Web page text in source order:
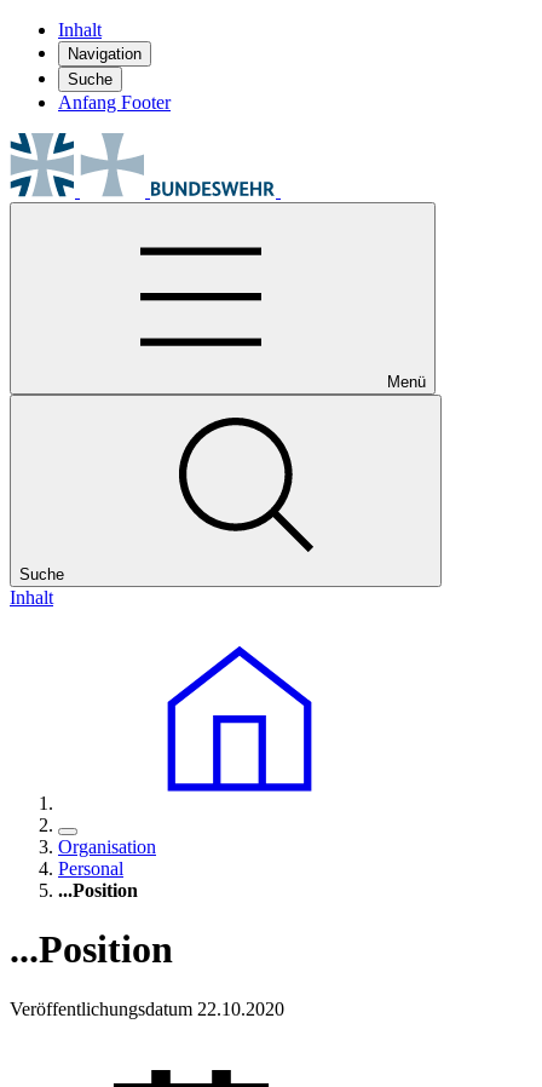
Inhalt
Navigation
Suche
Anfang Footer
Menü
Suche
Inhalt
Organisation
Personal
...Position
...Position
Veröffentlichungsdatum 22.10.2020